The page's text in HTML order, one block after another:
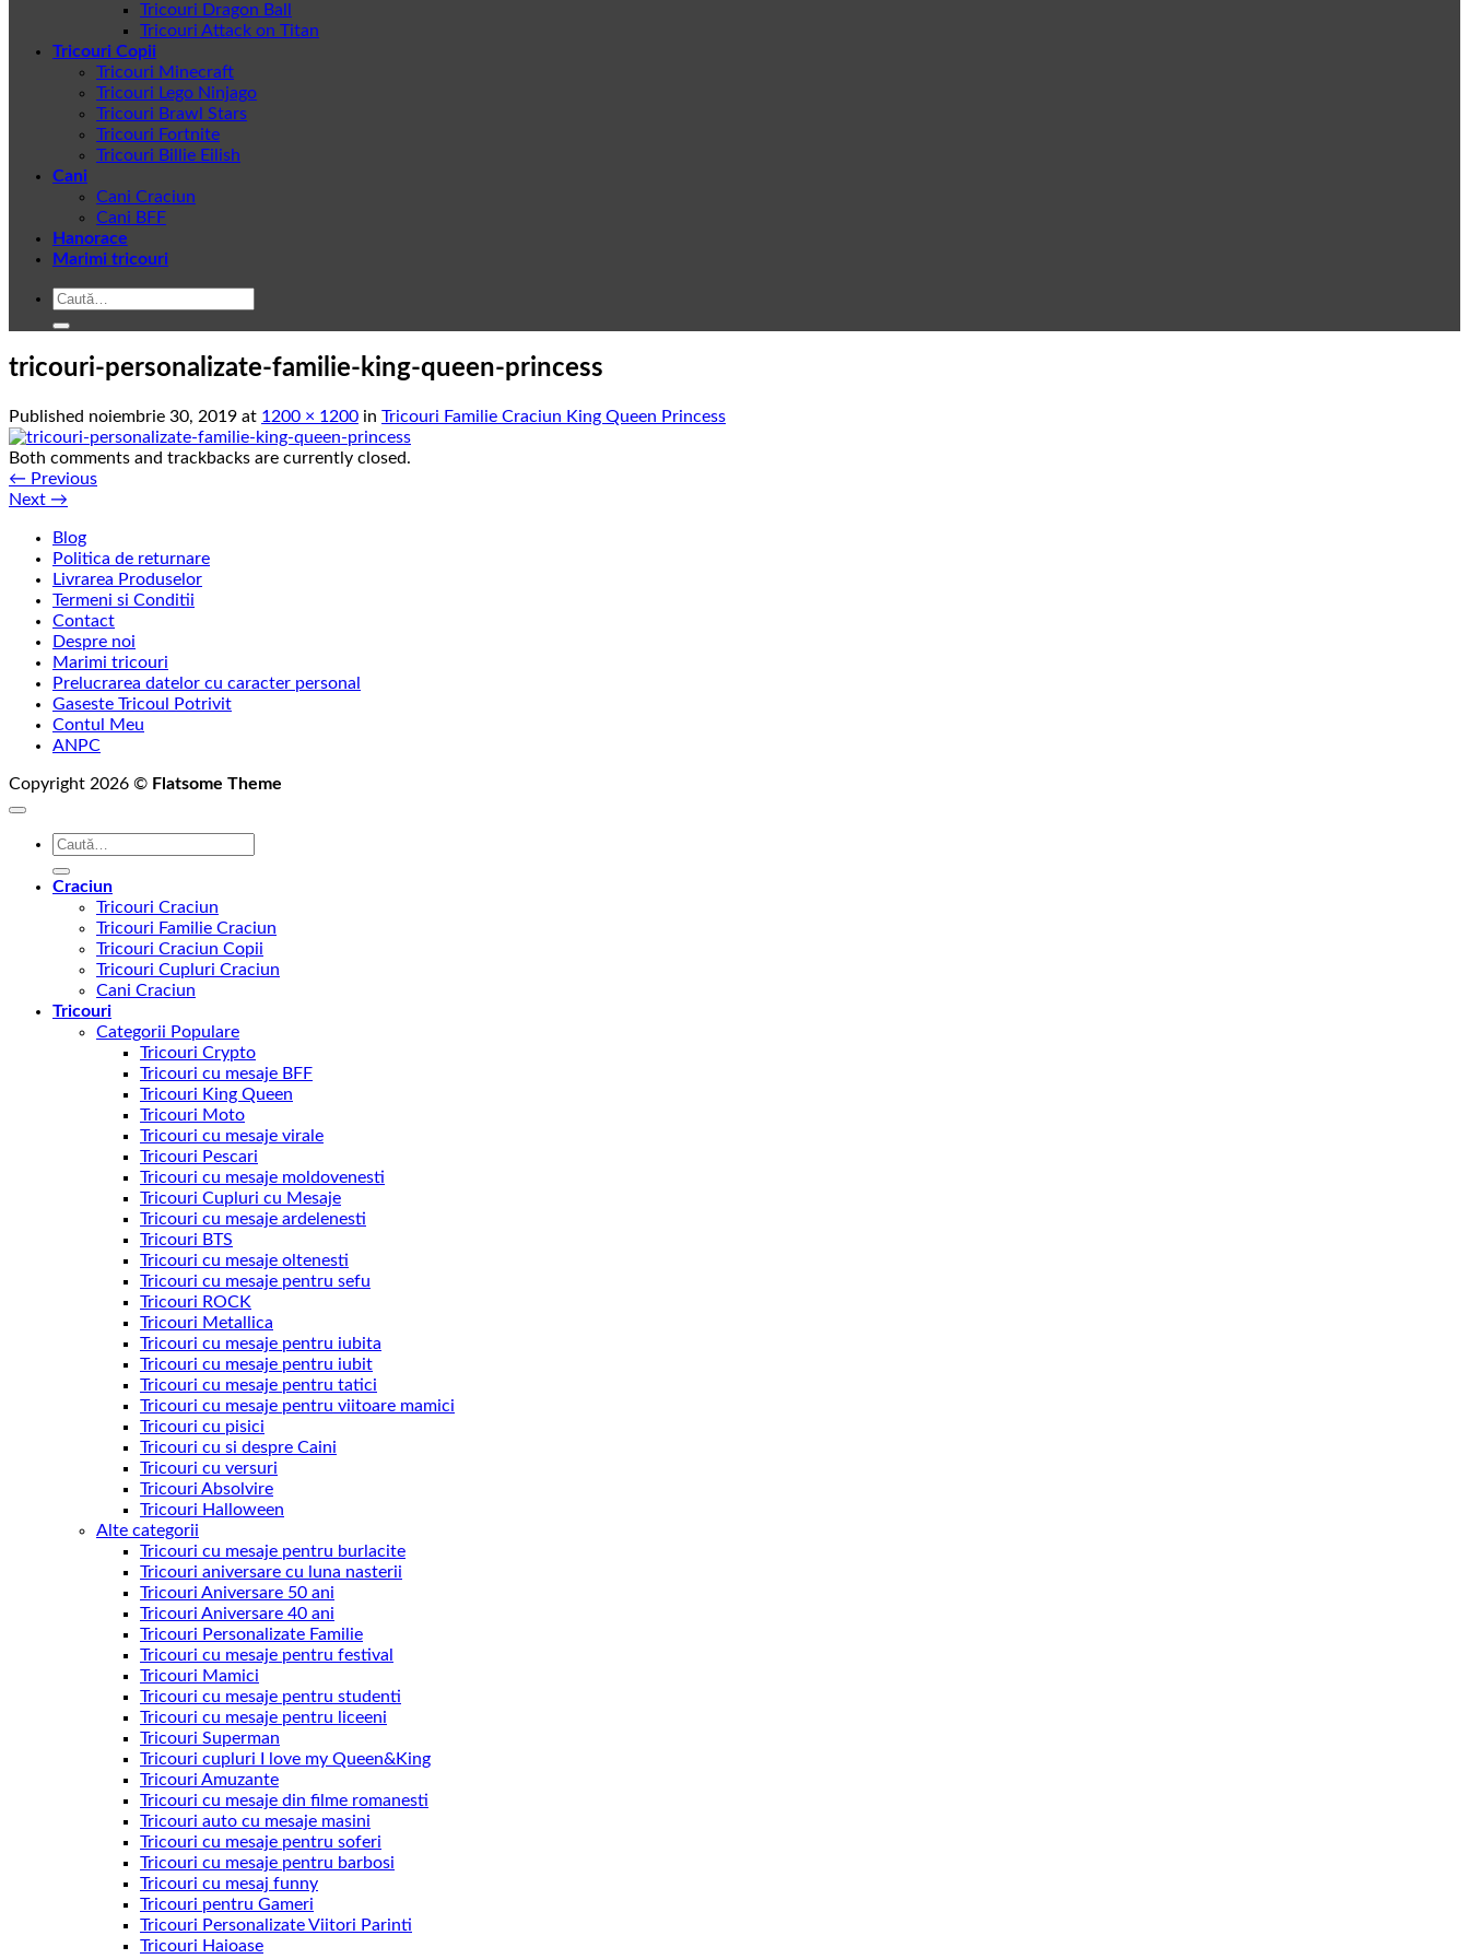
Tricouri Dragon Ball
Tricouri Attack on Titan
Tricouri Copii
Tricouri Minecraft
Tricouri Lego Ninjago
Tricouri Brawl Stars
Tricouri Fortnite
Tricouri Billie Eilish
Cani
Cani Craciun
Cani BFF
Hanorace
Marimi tricouri
Caută
tricouri-personalizate-familie-king-queen-princess
Published noiembrie 30, 2019 at 1200 × 1200 in Tricouri Familie Craciun King Queen Princess
Both comments and trackbacks are currently closed.
← Previous
Next →
Blog
Politica de returnare
Livrarea Produselor
Termeni si Conditii
Contact
Despre noi
Marimi tricouri
Prelucrarea datelor cu caracter personal
Gaseste Tricoul Potrivit
Contul Meu
ANPC
Copyright 2026 © Flatsome Theme
Caută
Craciun
Tricouri Craciun
Tricouri Familie Craciun
Tricouri Craciun Copii
Tricouri Cupluri Craciun
Cani Craciun
Tricouri
Categorii Populare
Tricouri Crypto
Tricouri cu mesaje BFF
Tricouri King Queen
Tricouri Moto
Tricouri cu mesaje virale
Tricouri Pescari
Tricouri cu mesaje moldovenesti
Tricouri Cupluri cu Mesaje
Tricouri cu mesaje ardelenesti
Tricouri BTS
Tricouri cu mesaje oltenesti
Tricouri cu mesaje pentru sefu
Tricouri ROCK
Tricouri Metallica
Tricouri cu mesaje pentru iubita
Tricouri cu mesaje pentru iubit
Tricouri cu mesaje pentru tatici
Tricouri cu mesaje pentru viitoare mamici
Tricouri cu pisici
Tricouri cu si despre Caini
Tricouri cu versuri
Tricouri Absolvire
Tricouri Halloween
Alte categorii
Tricouri cu mesaje pentru burlacite
Tricouri aniversare cu luna nasterii
Tricouri Aniversare 50 ani
Tricouri Aniversare 40 ani
Tricouri Personalizate Familie
Tricouri cu mesaje pentru festival
Tricouri Mamici
Tricouri cu mesaje pentru studenti
Tricouri cu mesaje pentru liceeni
Tricouri Superman
Tricouri cupluri I love my Queen&King
Tricouri Amuzante
Tricouri cu mesaje din filme romanesti
Tricouri auto cu mesaje masini
Tricouri cu mesaje pentru soferi
Tricouri cu mesaje pentru barbosi
Tricouri cu mesaj funny
Tricouri pentru Gameri
Tricouri Personalizate Viitori Parinti
Tricouri Haioase